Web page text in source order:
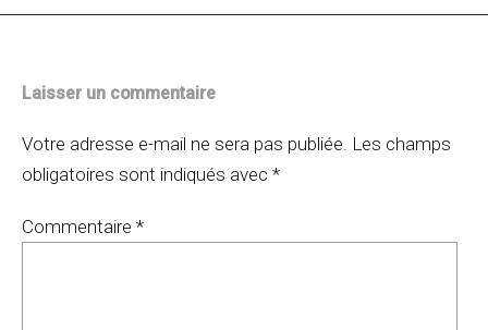
Laisser un commentaire
Votre adresse e-mail ne sera pas publiée. Les champs
obligatoires sont indiqués avec *
Commentaire *